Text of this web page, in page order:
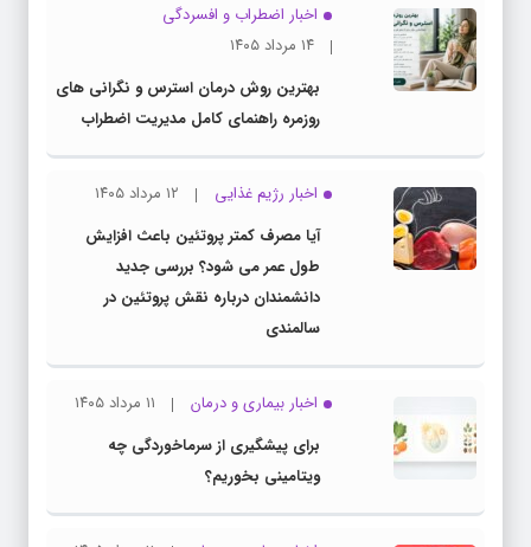
اخبار اضطراب و افسردگی
۱۴ مرداد ۱۴۰۵
بهترین روش درمان استرس و نگرانی های
روزمره راهنمای کامل مدیریت اضطراب
اخبار رژیم غذایی
۱۲ مرداد ۱۴۰۵
آیا مصرف کمتر پروتئین باعث افزایش
طول عمر می شود؟ بررسی جدید
دانشمندان درباره نقش پروتئین در
سالمندی
اخبار بیماری و درمان
۱۱ مرداد ۱۴۰۵
برای پیشگیری از سرماخوردگی چه
ویتامینی بخوریم؟